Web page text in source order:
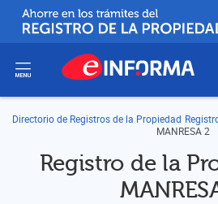
del menú
Directorio de Registros de la Propiedad
MANRESA 2
Registro de la